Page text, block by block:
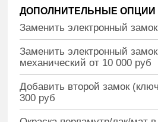
ДОПОЛНИТЕЛЬНЫЕ ОПЦИИ
Заменить электронный
Заменить электронный
механический от 10 000 руб
Добавить второй замок
300 руб